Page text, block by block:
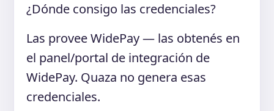
¿Dónde consigo las credenciales?
Las provee WidePay — las obtenés en
el panel/portal de integración de
WidePay. Quaza no genera esas
credenciales.